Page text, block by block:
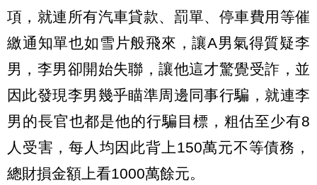
項，就連所有汽車貸款、罰單、停車費用等催
繳通知單也如雪片般飛來，讓A男氣得質疑李
男，李男卻開始失聯，讓他這才驚覺受詐，並
因此發現李男幾乎瞄準周邊同事行騙，就連李
男的長官也都是他的行騙目標，粗估至少有8
人受害，每人均因此背上150萬元不等債務，
總財損金額上看1000萬餘元。